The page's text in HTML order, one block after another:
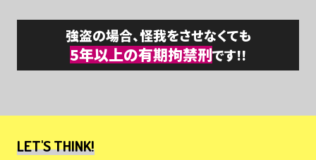
犯罪収益移転
防止法違反
1年以下の拘禁刑若しくは
電話不正利用防止法」に抵触するおそれがあり、このほか、詐欺罪
に問われることもあります。
300万円以下の罰金
強盗の場合、怪我をさせなくても
5年以上の有期拘禁刑です!!
LET'S THINK!